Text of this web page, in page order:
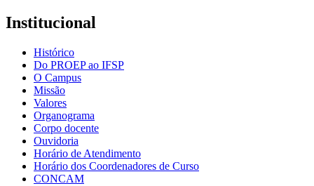
Institucional
Histórico
Do PROEP ao IFSP
O Campus
Missão
Valores
Organograma
Corpo docente
Ouvidoria
Horário de Atendimento
Horário dos Coordenadores de Curso
CONCAM